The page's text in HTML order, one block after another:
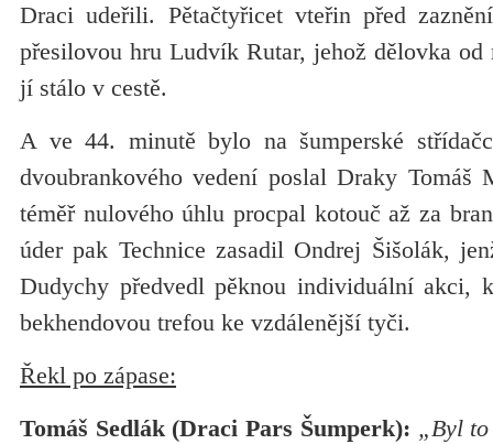
Draci udeřili. Pětačtyřicet vteřin před
přesilovou hru Ludvík Rutar, jehož dělovka od
jí stálo v cestě.
A ve 44. minutě bylo na šumperské
dvoubrankového vedení poslal Draky
téměř nulového úhlu procpal kotouč až za
úder pak Technice zasadil Ondrej Šišolák,
Dudychy předvedl pěknou individuální akci,
bekhendovou trefou ke vzdálenější tyči.
Řekl po zápase:
Tomáš Sedlák (Draci Pars Šumperk): „Byl